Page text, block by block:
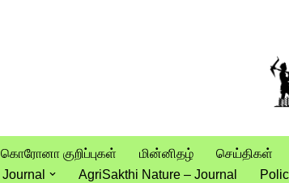
கொரோனா குறிப்புகள் மின்னிதழ் செய்திகள்
Journal AgriSakthi Nature – Journal